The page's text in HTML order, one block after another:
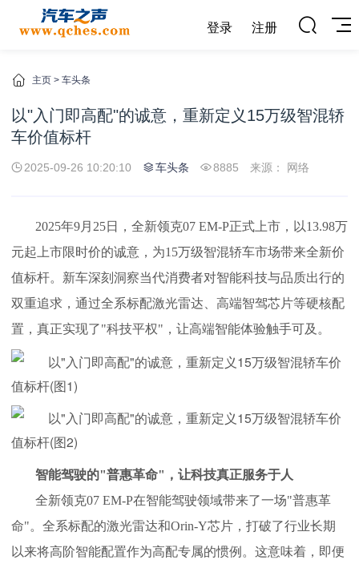
登录 注册
主页 > 车头条
以"入门即高配"的诚意，重新定义15万级智混轿
车价值标杆
2025-09-26 10:20:10 车头条 8885 来源： 网络
2025年9月25日，全新领克07 EM-P正式上市，以13.98万
元起上市限时价的诚意，为15万级智混轿车市场带来全新价
值标杆。 新车深刻洞察当代消费者对智能科技与品质出行的
双重追求，通过全系标配激光雷达、高端智驾芯片等硬核配
置，真正实现了"科技平权"，让高端智能体验触手可及。
智能驾驶的"普惠革命"，让科技真正服务于人
全新领克07 EM-P在智能驾驶领域带来了一场"普惠革
命"。全系标配的激光雷达和Orin-Y芯片，打破了行业长期
以来将高阶智能配置作为高配专属的惯例。这意味着，即便